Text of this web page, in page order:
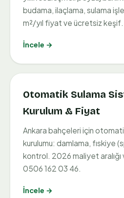
budama, ilaçlama, sulama
m²/yıl fiyat ve ücretsiz keşif.
İncele →
Otomatik Sulama
Kurulum & Fiyat
Ankara bahçeleri için
kurulumu: damlama, fıskiye
kontrol. 2026 maliyet
0506 162 03 46.
İncele →